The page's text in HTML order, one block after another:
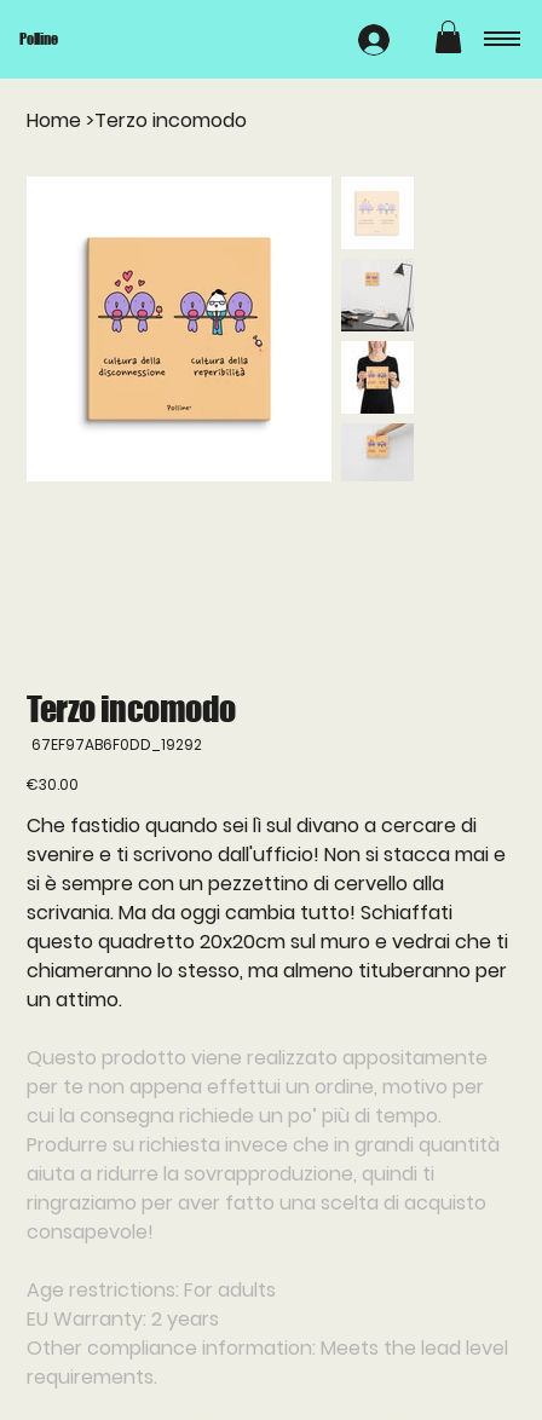
Polline
Home >Terzo incomodo
Terzo incomodo
SKU
67EF97AB6F0DD_19292
67EF97AB6F0DD_19292
Price
€30.00
Che fastidio quando sei lì sul divano a cercare di
svenire e ti scrivono dall'ufficio! Non si stacca mai e
si è sempre con un pezzettino di cervello alla
scrivania. Ma da oggi cambia tutto! Schiaffati
questo quadretto 20x20cm sul muro e vedrai che ti
chiameranno lo stesso, ma almeno tituberanno per
un attimo.
Questo prodotto viene realizzato appositamente
per te non appena effettui un ordine, motivo per
cui la consegna richiede un po’ più di tempo.
Produrre su richiesta invece che in grandi quantità
aiuta a ridurre la sovrapproduzione, quindi ti
ringraziamo per aver fatto una scelta di acquisto
consapevole!
Age restrictions: For adults
EU Warranty: 2 years
Other compliance information: Meets the lead level
requirements.